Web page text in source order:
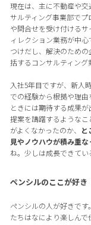
現在は、主に不動産や交
サルティング事業部で
や問合せを受け付ける
ィレクション業務が中
つけだし、解決のため
括するコンサルティング
入社5年目ですが、新人
での経験から根拠や理
ときには期待する成果
提案を躊躇するような
がよくなかったのか、
と
見やノウハウが積み重な
ね。少しは成長できてい
ペンシルのここが好き
ペンシルの人が好きで
たちはなにより楽しん